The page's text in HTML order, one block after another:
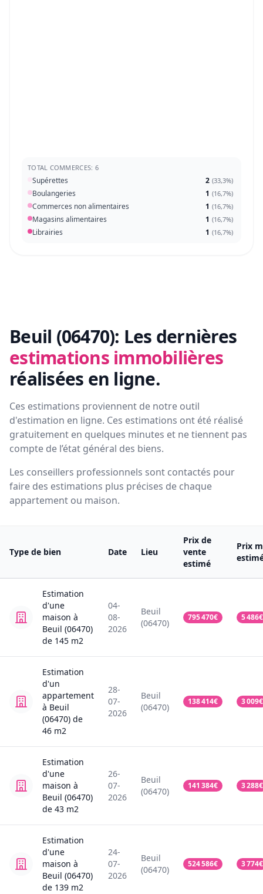
TOTAL COMMERCES: 6
Supérettes 2 (33,3%)
Boulangeries 1 (16,7%)
Commerces non alimentaires 1 (16,7%)
Magasins alimentaires 1 (16,7%)
Librairies 1 (16,7%)
Beuil (06470): Les dernières
estimations immobilières
réalisées en ligne.
Ces estimations proviennent de notre outil
d'estimation en ligne. Ces estimations ont été réalisé
gratuitement en quelques minutes et ne tiennent pas
compte de l’état général des biens.
Les conseillers professionnels sont contactés pour
faire des estimations plus précises de chaque
appartement ou maison.
Type de bien Date Lieu
Prix de
vente
estimé
Prix
Estimation
d'une
maison à
Beuil (06470)
de 145 m2
04-
08-
2026
Beuil
(06470)
795 470€ 5 486€
Estimation
d'un
appartement
à Beuil
(06470) de
46 m2
28-
07-
2026
Beuil
(06470)
138 414€ 3 009€
Estimation
d'une
maison à
Beuil (06470)
de 43 m2
26-
07-
2026
Beuil
(06470)
141 384€ 3 288€
Estimation
d'une
maison à
Beuil (06470)
de 139 m2
24-
07-
2026
Beuil
(06470)
524 586€ 3 774€